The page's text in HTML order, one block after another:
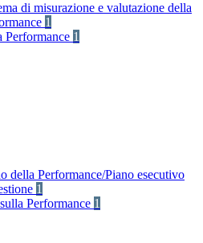
di misurazione e valutazione della
1
Performance 1
della Performance/Piano esecutivo
1
Performance 1